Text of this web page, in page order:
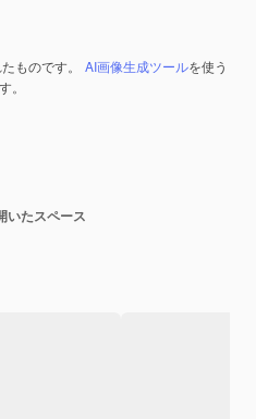
ものです。 AI画像生成ツールを使う
。
いたスペース